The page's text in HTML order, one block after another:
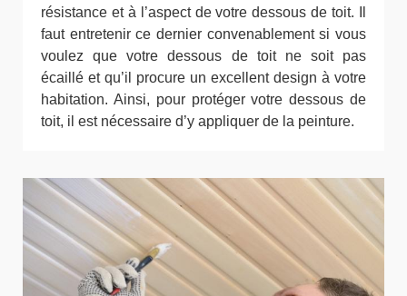
résistance et à l’aspect de votre dessous de toit. Il
faut entretenir ce dernier convenablement si vous
voulez que votre dessous de toit ne soit pas
écaillé et qu’il procure un excellent design à votre
habitation. Ainsi, pour protéger votre dessous de
toit, il est nécessaire d’y appliquer de la peinture.